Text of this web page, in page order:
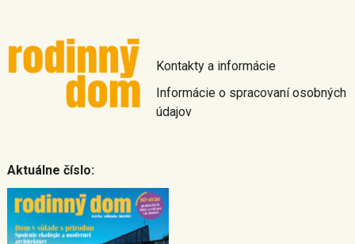
Kontakty a informácie
Informácie o spracovaní osobných
údajov
Aktuálne číslo: